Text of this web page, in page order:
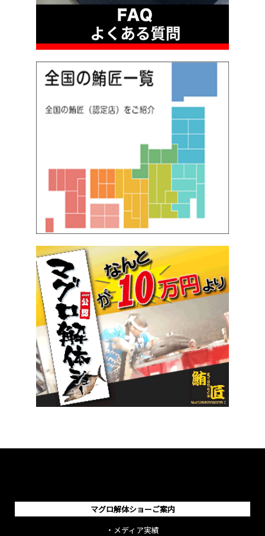
マグロ解体ショーご案内
・ メディア実績